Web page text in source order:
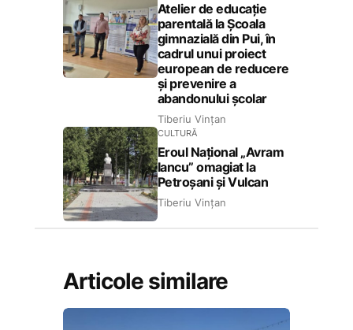
Atelier de educație
parentală la Școala
gimnazială din Pui, în
cadrul unui proiect
european de reducere
și prevenire a
abandonului școlar
Tiberiu Vințan
CULTURĂ
Eroul Național „Avram
Iancu” omagiat la
Petroșani și Vulcan
Tiberiu Vințan
Articole similare